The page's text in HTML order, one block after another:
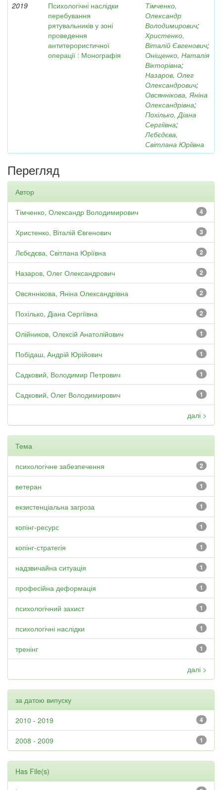
2019
Психологічні наслідки
перебування
рятувальників у зоні
проведення
антитерористичної
операції : Монографія
Тімченко,
Олександр
Володимирович;
Христенко,
Віталій Євгенович;
Оніщенко, Наталія
Вікторівна;
Назаров, Олег
Олександрович;
Овсяннікова, Яніна
Олександрівна;
Похілько, Діана
Сергіївна;
Лєбєдєва,
Світлана Юріївна
Перегляд
Автор
4
Тімченко, Олександр Володимирович
3
Христенко, Віталій Євгенович
2
Лєбєдєва, Світлана Юріївна
2
Назаров, Олег Олександрович
2
Овсяннікова, Яніна Олександрівна
2
Похілько, Діана Сергіївна
1
Олійников, Олексій Анатолійович
1
Побідаш, Андрій Юрійович
1
Садковий, Володимир Петрович
1
Садковий, Олег Володимирович
далі >
Тема
2
психологічне забезпечення
1
ветеран
1
екзистенціальна загроза
1
копінг-ресурс
1
копінг-стратегія
1
надзвичайна ситуація
1
професійна деформація
1
психологічний захист
1
психологічні наслідки
1
тренінг
далі >
за датою випуску
4
2010 - 2019
1
2008 - 2009
Has File(s)